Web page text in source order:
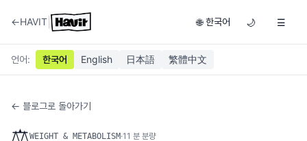
←HAVIT 🌐 한국어 🌙 ☰
언어: 한국어 English 日本語 繁體中文
← 블로그로 돌아가기
WEIGHT & METABOLISM·11 분 분량